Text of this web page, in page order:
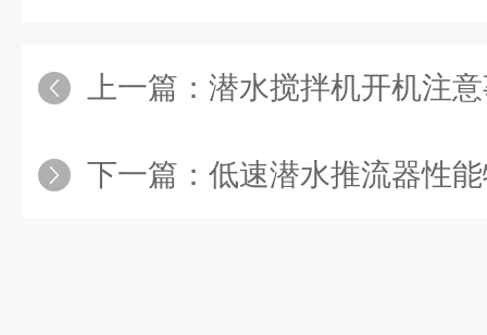
上一篇： 潜水搅拌机开机注
下一篇： 低速潜水推流器性